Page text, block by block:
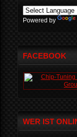
Powered by
FACEBOOK
WER IST